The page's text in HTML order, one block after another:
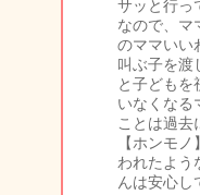
サッと行っ
なので、マ
のママいい
叫ぶ子を渡
と子どもを
いなくなる
ことは過去
【ホンモ
われたよう
んは安心し